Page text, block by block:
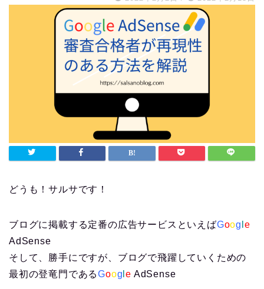
どうも！サルサです！
ブログに掲載する定番の広告サービスといえばGoog e
AdSense
そして、勝手にですが、ブログで飛躍していくための
最初の登竜門であるGoog le AdSense